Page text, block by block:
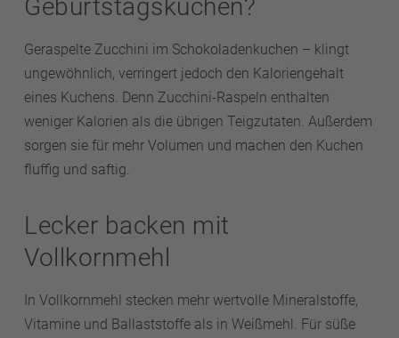
Geburtstagskuchen?
Geraspelte Zucchini im Schokoladenkuchen – klingt
ungewöhnlich, verringert jedoch den Kaloriengehalt
eines Kuchens. Denn Zucchini-Raspeln enthalten
weniger Kalorien als die übrigen Teigzutaten. Außerdem
sorgen sie für mehr Volumen und machen den Kuchen
fluffig und saftig.
Lecker backen mit
Vollkornmehl
In Vollkornmehl stecken mehr wertvolle Mineralstoffe,
Vitamine und Ballaststoffe als in Weißmehl. Für süße